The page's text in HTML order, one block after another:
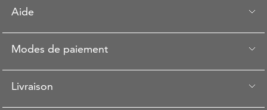
Aide
Modes de paiement
Livraison